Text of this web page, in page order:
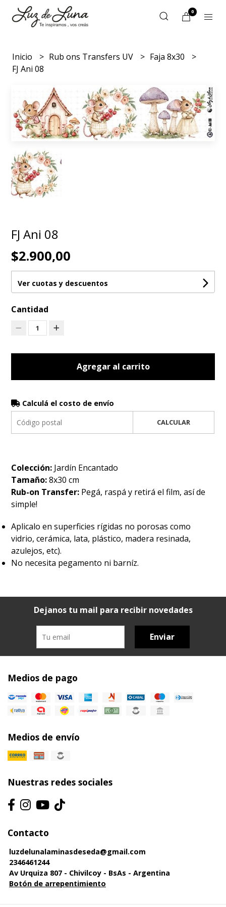
0
Inicio Rub ons Transfers UV
Faja 8x30
FJ Ani 08
FJ Ani 08
$2.900,00
Ver cuotas y descuentos
Cantidad
1
Agregar al carrito
Calculá el costo de envío
CALCULAR
Colección: Jardín Encantado
Tamaño:8x30 cm
Rub-on Transfer: Pegá, raspá y retirá el film, así de
simple!
Aplicalo en superficies rígidas no porosas como
vidrio, cerámica, lata, plástico, madera resinada,
azulejos, etc).
No necesita pegamento ni barníz.
Dejanos tu mail para recibir novedades
Enviar
Medios de pago
Medios de envío
Nuestras redes sociales
Contacto
luzdelunalaminasdeseda@gmail.com
2346461244
Av Urquiza 807 - Chivilcoy - BsAs - Argentina
Botón de arrepentimiento